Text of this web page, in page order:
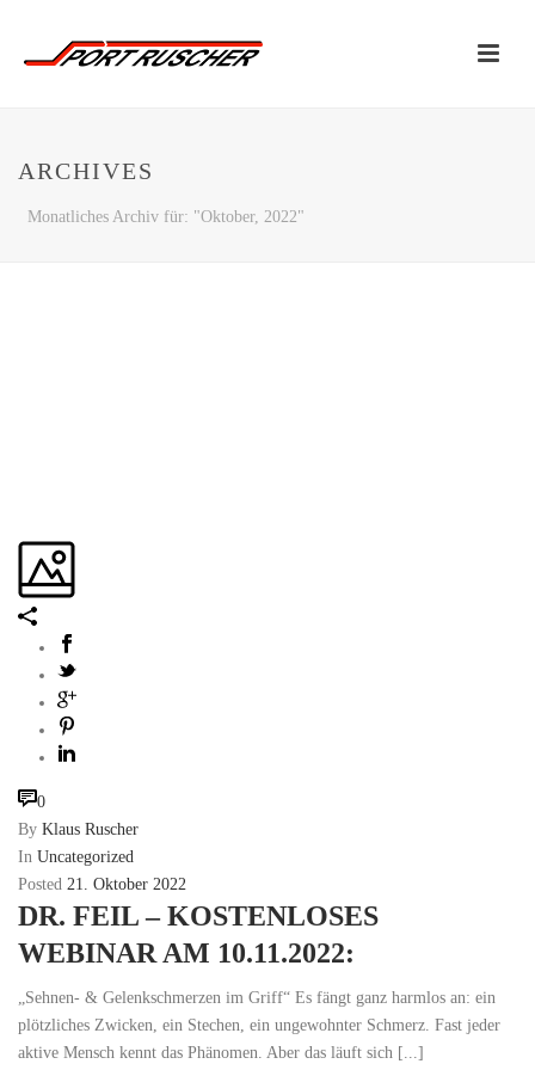
ARCHIVES
Monatliches Archiv für: "Oktober, 2022"
0
By Klaus Ruscher
In Uncategorized
Posted 21. Oktober 2022
DR. FEIL – KOSTENLOSES
WEBINAR AM 10.11.2022:
„Sehnen- & Gelenkschmerzen im Griff“ Es fängt ganz harmlos an: ein
plötzliches Zwicken, ein Stechen, ein ungewohnter Schmerz. Fast jeder
aktive Mensch kennt das Phänomen. Aber das läuft sich [...]